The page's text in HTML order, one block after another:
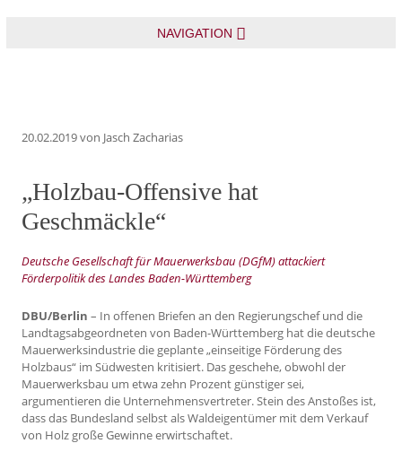
NAVIGATION
20.02.2019von Jasch Zacharias
„Holzbau-Offensive hat
Geschmäckle“
Deutsche Gesellschaft für Mauerwerksbau (DGfM) attackiert
Förderpolitik des Landes Baden-Württemberg
DBU/Berlin – In offenen Briefen an den Regierungschef und die
Landtagsabgeordneten von Baden-Württemberg hat die deutsche
Mauerwerksindustrie die geplante „einseitige Förderung des
Holzbaus“ im Südwesten kritisiert. Das geschehe, obwohl der
Mauerwerksbau um etwa zehn Prozent günstiger sei,
argumentieren die Unternehmensvertreter. Stein des Anstoßes ist,
dass das Bundesland selbst als Waldeigentümer mit dem Verkauf
von Holz große Gewinne erwirtschaftet.